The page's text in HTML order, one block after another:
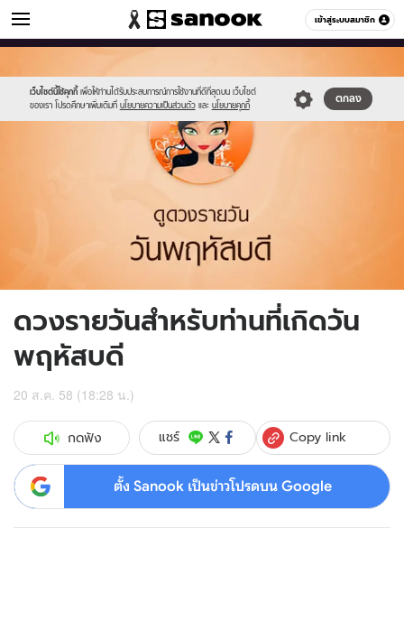
เข้าสู่ระบบสมาชิก
ดูดวง หมวดอื่นๆ
เว็บไซต์นี้ใช้คุกกี้ เพื่อให้ท่านได้รับประสบการณ์การใช้งานที่ดีที่สุดบน เว็บไซต์
ของเรา โปรดศึกษาเพิ่มเติมที่ นโยบายความเป็นส่วนตัว และ นโยบายคุกกี้
ตกลง
//s.isanook.com/sr/0/images/logo-
new-
sanook.png
//s.isanook.com/ho/0/ud/17/87261/5_thu.jpg
ดวงรายวันสำหรับท่านที่เกิดวัน
พฤหัสบดี
20 ส.ค. 58 (18:28 น.)
กดฟัง แชร์ Copy link
ตั้ง Sanook เป็นข่าวโปรดบน Google